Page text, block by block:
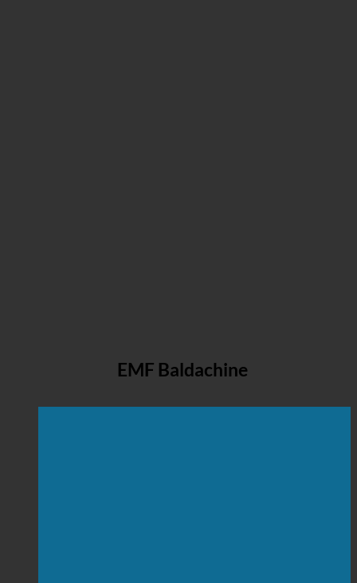
EMF Baldachine